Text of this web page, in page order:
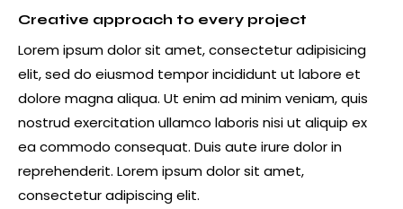
Creative approach to every project
Lorem ipsum dolor sit amet, consectetur adipisicing
elit, sed do eiusmod tempor incididunt ut labore et
dolore magna aliqua. Ut enim ad minim veniam, quis
nostrud exercitation ullamco laboris nisi ut aliquip ex
ea commodo consequat. Duis aute irure dolor in
reprehenderit. Lorem ipsum dolor sit amet,
consectetur adipiscing elit.